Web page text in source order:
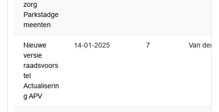
zorg
Parkstadge
meenten
Nieuwe
versie
raadsvoors
tel
Actualiserin
g APV
14-01-2025 7 Van der